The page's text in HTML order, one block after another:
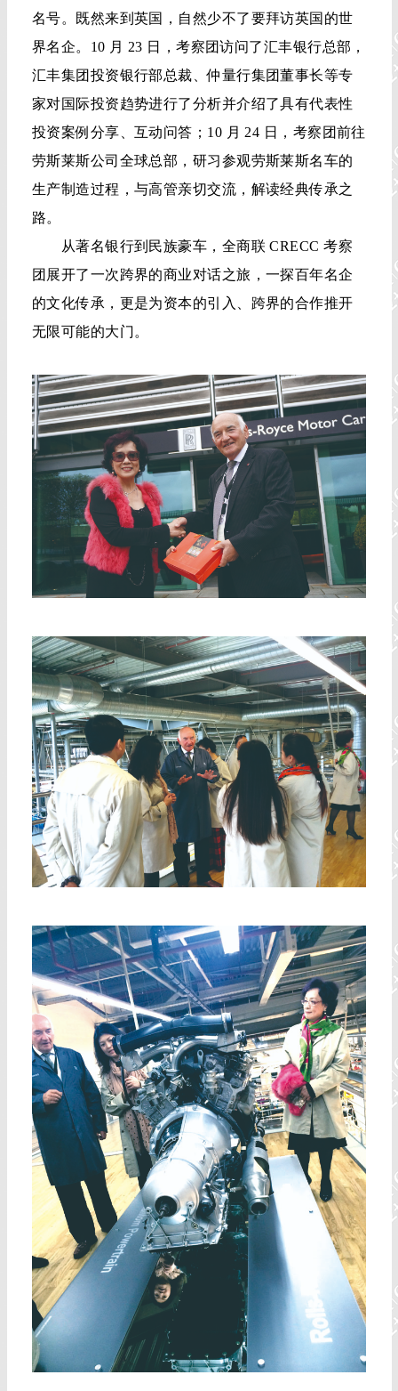
名号。既然来到英国，自然少不了要拜访英国的世
界名企。10 月 23 日，考察团访问了汇丰银行总部，
汇丰集团投资银行部总裁、仲量行集团董事长等专
家对国际投资趋势进行了分析并介绍了具有代表性
投资案例分享、互动问答；10 月 24 日，考察团前往
劳斯莱斯公司全球总部，研习参观劳斯莱斯名车的
生产制造过程，与高管亲切交流，解读经典传承之
路。
从著名银行到民族豪车，全商联 CRECC 考察
团展开了一次跨界的商业对话之旅，一探百年名企
的文化传承，更是为资本的引入、跨界的合作推开
无限可能的大门。